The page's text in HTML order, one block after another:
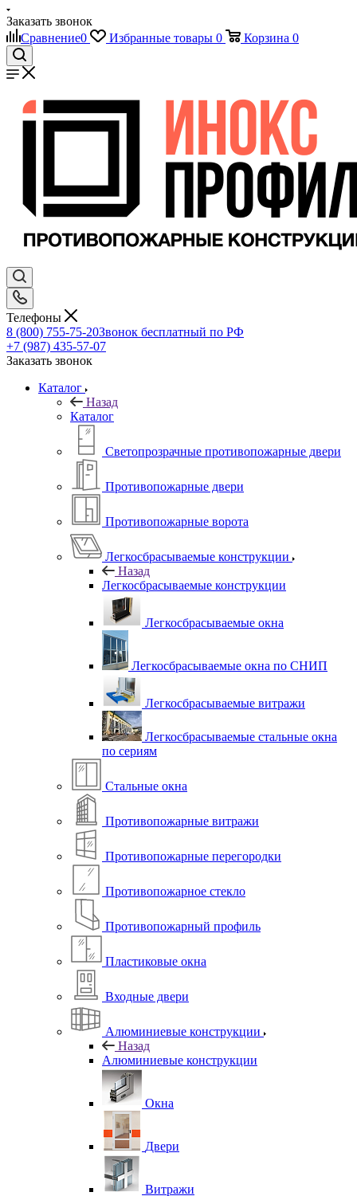
Заказать звонок
Сравнение0 Избранные товары 0 Корзина 0
Телефоны
8 (800) 755-75-20Звонок бесплатный по РФ
+7 (987) 435-57-07
Заказать звонок
Каталог
Назад
Каталог
Светопрозрачные противопожарные двери
Противопожарные двери
Противопожарные ворота
Легкосбрасываемые конструкции
Назад
Легкосбрасываемые конструкции
Легкосбрасываемые окна
Легкосбрасываемые окна по СНИП
Легкосбрасываемые витражи
Легкосбрасываемые стальные окна
по сериям
Стальные окна
Противопожарные витражи
Противопожарные перегородки
Противопожарное стекло
Противопожарный профиль
Пластиковые окна
Входные двери
Алюминиевые конструкции
Назад
Алюминиевые конструкции
Окна
Двери
Витражи